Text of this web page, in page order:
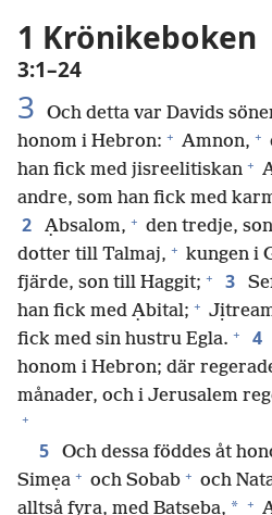
1 Krönikeboken
3:1–24
3 Och detta var Davids
honom i Hebron: + Amnon, +
han fick med jisreelitiskan +
andre, som han fick med
2 Ạbsalom, + den tredje,
dotter till Talmaj, + kungen i
fjärde, son till Haggit; + 3
han fick med Ạbital; +
fick med sin hustru Egla. + 4
honom i Hebron; där
månader, och i Jerusalem
+
5 Och dessa föddes åt
Simẹa + och Sobab + och
alltså fyra, med Batsẹba, * +